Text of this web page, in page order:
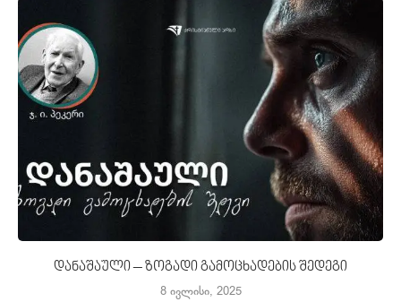
დანაშაული – ზოგადი გამოცხადების შედეგი
8 ივლისი, 2025